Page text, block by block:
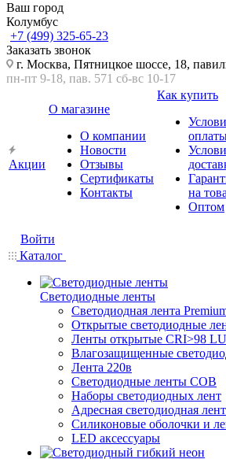
Ваш город
Колумбус
+7 (499) 325-65-23
Заказать звонок
г. Москва, Пятницкое шоссе, 18,
пн-пт 9-18, пав. 571 сб-вс 10-17
Акции
О магазине
О компании
Новости
Отзывы
Сертификаты
Контакты
Как купить
на
Оптом
Войти
Каталог
Светодиодные ленты
Светодиодная лента
Открытые светодиодные
Ленты открытые CRI>98
Влагозащищенные
Лента 220в
Светодиодные ленты COB
Наборы светодиодных лент
Адресная светодиодная
Силиконовые оболочки и
LED аксессуары